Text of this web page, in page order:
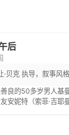
后
·贝克 执导，叙事风
良的50多岁男人基
安妮特（索菲·吉
应，导致两人关系
饰），他荒芜的脑袋